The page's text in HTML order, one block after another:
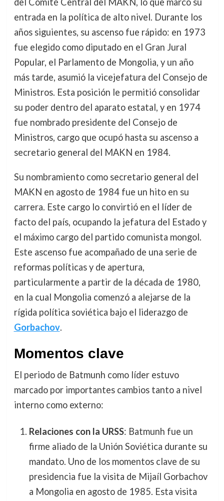
del Comité Central del MAKN, lo que marcó su
entrada en la política de alto nivel. Durante los
años siguientes, su ascenso fue rápido: en 1973
fue elegido como diputado en el Gran Jural
Popular, el Parlamento de Mongolia, y un año
más tarde, asumió la vicejefatura del Consejo de
Ministros. Esta posición le permitió consolidar
su poder dentro del aparato estatal, y en 1974
fue nombrado presidente del Consejo de
Ministros, cargo que ocupó hasta su ascenso a
secretario general del MAKN en 1984.
Su nombramiento como secretario general del
MAKN en agosto de 1984 fue un hito en su
carrera. Este cargo lo convirtió en el líder de
facto del país, ocupando la jefatura del Estado y
el máximo cargo del partido comunista mongol.
Este ascenso fue acompañado de una serie de
reformas políticas y de apertura,
particularmente a partir de la década de 1980,
en la cual Mongolia comenzó a alejarse de la
rígida política soviética bajo el liderazgo de
Gorbachov.
Momentos clave
El periodo de Batmunh como líder estuvo
marcado por importantes cambios tanto a nivel
interno como externo:
Relaciones con la URSS: Batmunh fue un
firme aliado de la Unión Soviética durante su
mandato. Uno de los momentos clave de su
presidencia fue la visita de Mijaíl Gorbachov
a Mongolia en agosto de 1985. Esta visita